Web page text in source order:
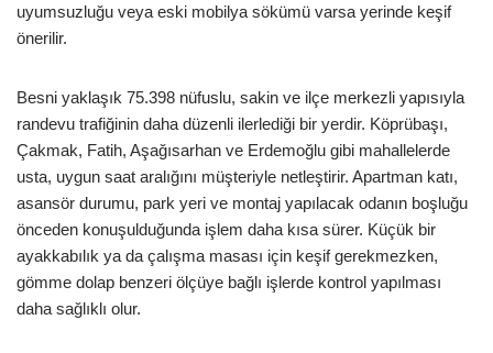
uyumsuzluğu veya eski mobilya sökümü varsa yerinde keşif
önerilir.
Besni yaklaşık 75.398 nüfuslu, sakin ve ilçe merkezli yapısıyla
randevu trafiğinin daha düzenli ilerlediği bir yerdir. Köprübaşı,
Çakmak, Fatih, Aşağısarhan ve Erdemoğlu gibi mahallelerde
usta, uygun saat aralığını müşteriyle netleştirir. Apartman katı,
asansör durumu, park yeri ve montaj yapılacak odanın boşluğu
önceden konuşulduğunda işlem daha kısa sürer. Küçük bir
ayakkabılık ya da çalışma masası için keşif gerekmezken,
gömme dolap benzeri ölçüye bağlı işlerde kontrol yapılması
daha sağlıklı olur.